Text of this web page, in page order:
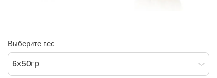
Выберите вес
6х50гр